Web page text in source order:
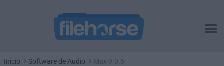
Inicio Software de Audio
Max 9.0.6